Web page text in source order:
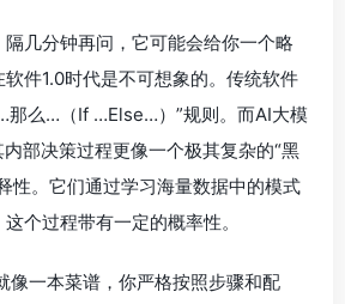
几分钟再问，它可能会给你一个略
件1.0时代是不可想象的。传统软件
那么…（If …Else…）”规则。而AI大模
部决策过程更像一个极其复杂的“黑
性。它们通过学习海量数据中的模式
个过程带有一定的概率性。
像一本菜谱，你严格按照步骤和配